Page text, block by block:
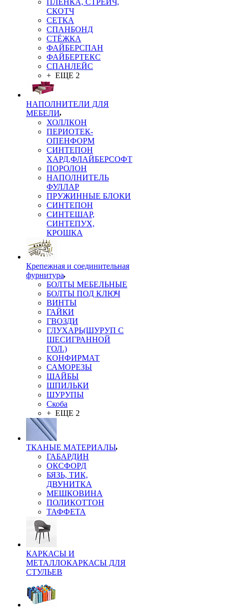
ПЛЁНКА, СТРЕЙЧ,
СКОТЧ
СЕТКА
СПАНБОНД
СТЁЖКА
ФАЙБЕРСПАН
ФАЙБЕРТЕКС
СПАНЛЕЙС
+ ЕЩЕ 2
НАПОЛНИТЕЛИ ДЛЯ
МЕБЕЛИ
ХОЛЛКОН
ПЕРИОТЕК-
ОПЕНФОРМ
СИНТЕПОН
ХАРД,ФЛАЙБЕРСОФТ
ПОРОЛОН
НАПОЛНИТЕЛЬ
ФУЛЛАР
ПРУЖИННЫЕ БЛОКИ
СИНТЕПОН
СИНТЕШАР,
СИНТЕПУХ,
КРОШКА
Крепежная и соединительная
фурнитура
БОЛТЫ МЕБЕЛЬНЫЕ
БОЛТЫ ПОД КЛЮЧ
ВИНТЫ
ГАЙКИ
ГВОЗДИ
ГЛУХАРЬ(ШУРУП С
ШЕСИГРАННОЙ
ГОЛ.)
КОНФИРМАТ
САМОРЕЗЫ
ШАЙБЫ
ШПИЛЬКИ
ШУРУПЫ
Скоба
+ ЕЩЕ 2
ТКАНЫЕ МАТЕРИАЛЫ
ГАБАРДИН
ОКСФОРД
БЯЗЬ, ТИК,
ДВУНИТКА
МЕШКОВИНА
ПОЛИКОТТОН
ТАФФЕТА
КАРКАСЫ И
МЕТАЛЛОКАРКАСЫ ДЛЯ
СТУЛЬЕВ